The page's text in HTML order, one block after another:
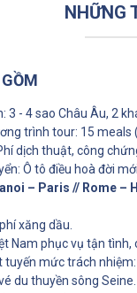
NHỮNG
3 - 4 sao Châu Âu, 2
trình tour: 15 meals
dịch thuật, công
Ô tô điều hoà đời mới
– Paris // Rome –
xăng dầu.
Nam phục vụ tận tình,
tuyến mức trách nhiệm:
du thuyền sông Seine.